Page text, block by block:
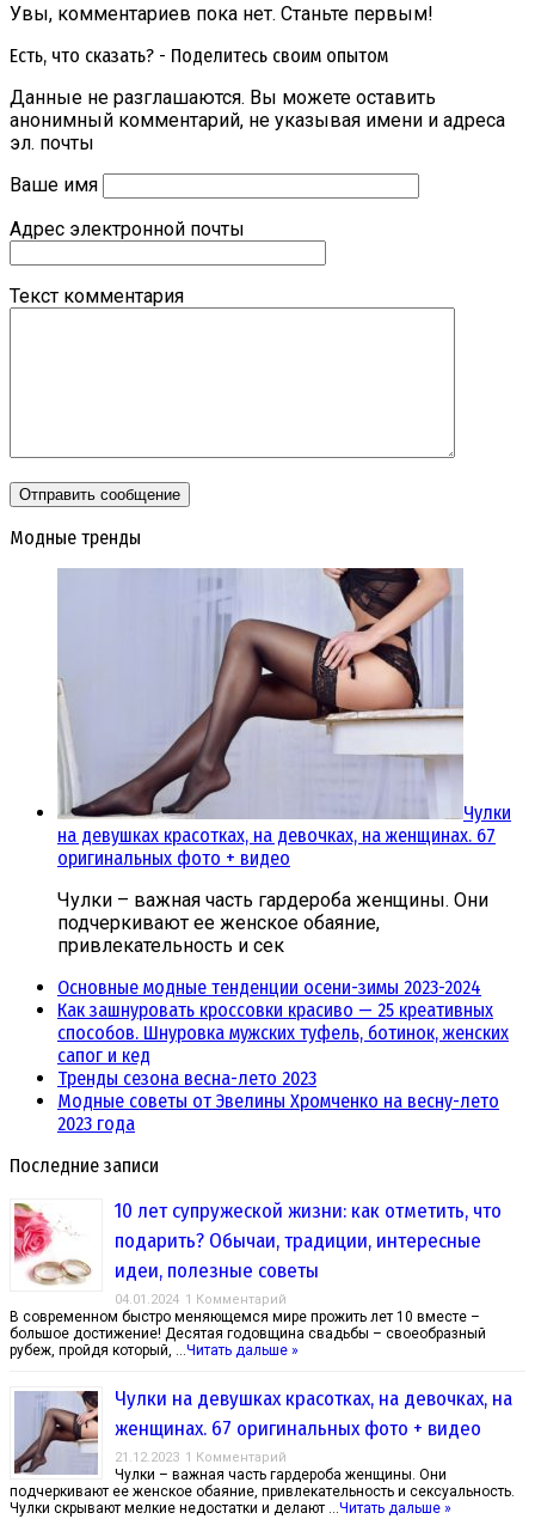
Увы, комментариев пока нет. Станьте первым!
Есть, что сказать? - Поделитесь своим опытом
Данные не разглашаются. Вы можете оставить
анонимный комментарий, не указывая имени и адреса
эл. почты
Ваше имя
Адрес электронной почты
Текст комментария
Модные тренды
Чулки
на девушках красотках, на девочках, на женщинах. 67
оригинальных фото + видео
Чулки – важная часть гардероба женщины. Они
подчеркивают ее женское обаяние,
привлекательность и сек
Основные модные тенденции осени-зимы 2023-2024
Как зашнуровать кроссовки красиво — 25 креативных
способов. Шнуровка мужских туфель, ботинок, женских
сапог и кед
Тренды сезона весна-лето 2023
Модные советы от Эвелины Хромченко на весну-лето
2023 года
Последние записи
10 лет супружеской жизни: как отметить, что
подарить? Обычаи, традиции, интересные
идеи, полезные советы
04.01.2024 1 Комментарий
В современном быстро меняющемся мире прожить лет 10 вместе –
большое достижение! Десятая годовщина свадьбы – своеобразный
рубеж, пройдя который, …Читать дальше »
Чулки на девушках красотках, на девочках, на
женщинах. 67 оригинальных фото + видео
21.12.2023 1 Комментарий
Чулки – важная часть гардероба женщины. Они
подчеркивают ее женское обаяние, привлекательность и сексуальность.
Чулки скрывают мелкие недостатки и делают …Читать дальше »